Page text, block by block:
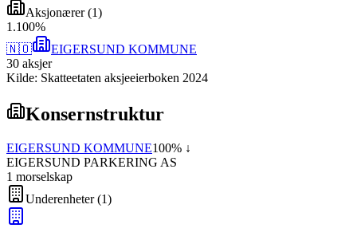
Aksjonærer(1)
1 .100%
🇳🇴
EIGERSUND KOMMUNE
30 aksjer
Kilde: Skatteetaten aksjeeierboken 2024
Konsernstruktur
EIGERSUND KOMMUNE100% ↓
EIGERSUND PARKERING AS
1 morselskap
Underenheter(1)